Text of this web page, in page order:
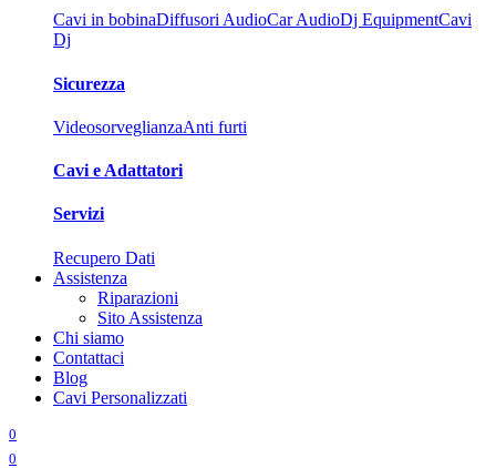
Cavi in bobinaDiffusori AudioCar AudioDj EquipmentCavi
Dj
Sicurezza
VideosorveglianzaAnti furti
Cavi e Adattatori
Servizi
Recupero Dati
Assistenza
Riparazioni
Sito Assistenza
Chi siamo
Contattaci
Blog
Cavi Personalizzati
0
0